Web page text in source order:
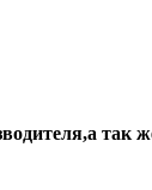
так